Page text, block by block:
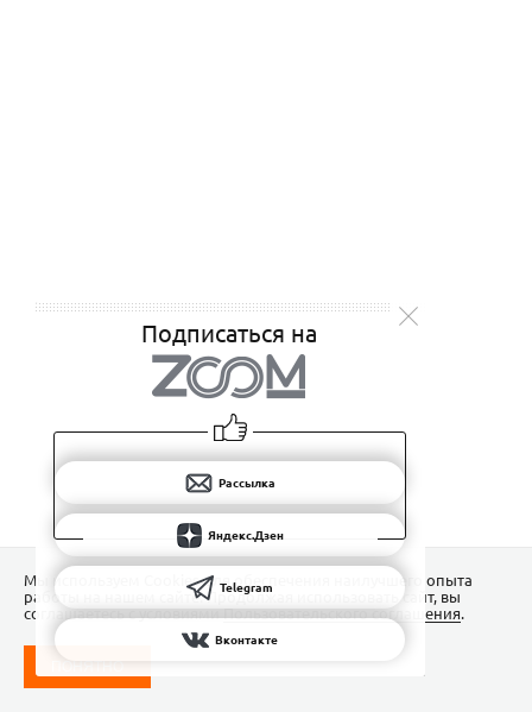
Подписаться на
Рассылка
Яндекс.Дзен
Telegram
Вконтакте
Мы используем Сookies для обеспечения наилучшего опыта
работы на нашем сайте. Продолжая использовать сайт, вы
соглашаетесь с условиямиПользовательского соглашения.
ПОНЯТНО